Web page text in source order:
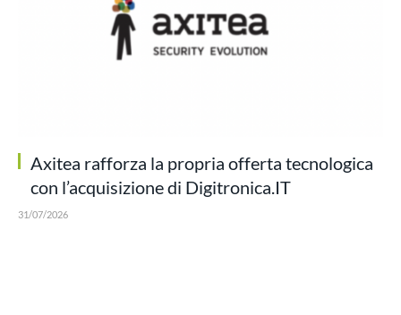
Axitea rafforza la propria offerta tecnologica
con l’acquisizione di Digitronica.IT
31/07/2026